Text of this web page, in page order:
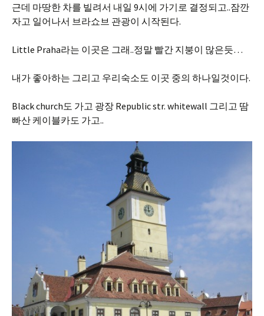
근데 마땅한 차를 빌려서 내일 9시에 가기로 결정되고..잠깐
자고 일어나서 브라쇼브 관광이 시작된다.
Little Praha라는 이곳은 그래..정말 빨간 지붕이 많은듯…
내가 좋아하는 그리고 우리숙소도 이곳 중의 하나일것이다.
Black church도 가고 광장 Republic str. whitewall 그리고 땀
빠산 케이블카도 가고..